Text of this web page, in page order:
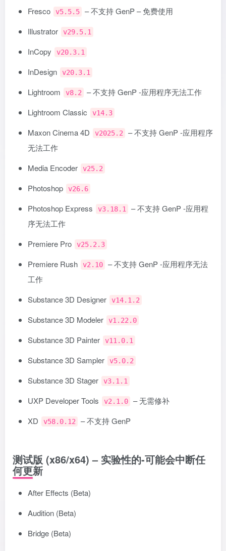
Fresco v5.5.5
– 不支持 GenP – 免费使用
Illustrator
v29.5.1
InCopy v20.3.1
InDesign v20.3.1
Lightroom v8.2
– 不支持 GenP -应用程序无法工作
Lightroom Classic
v14.3
Maxon Cinema 4D v2025.2
– 不支持 GenP -应用程序
无法工作
Media Encoder
v25.2
Photoshop v26.6
Photoshop Express v3.18.1
– 不支持 GenP -应用程
序无法工作
Premiere Pro
v25.2.3
Premiere Rush v2.10
– 不支持 GenP -应用程序无法
工作
Substance 3D Designer
v14.1.2
Substance 3D Modeler v1.22.0
Substance 3D Painter v11.0.1
Substance 3D Sampler v5.0.2
Substance 3D Stager v3.1.1
UXP Developer Tools v2.1.0
– 无需修补
XD
v58.0.12 – 不支持 GenP
测试版 (x86/x64) – 实验性的-可能会中断任
何更新
After Effects (Beta)
Audition (Beta)
Bridge (Beta)